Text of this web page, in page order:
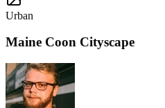
Urban
Maine Coon Cityscape